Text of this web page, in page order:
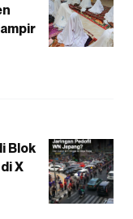
Blok
X